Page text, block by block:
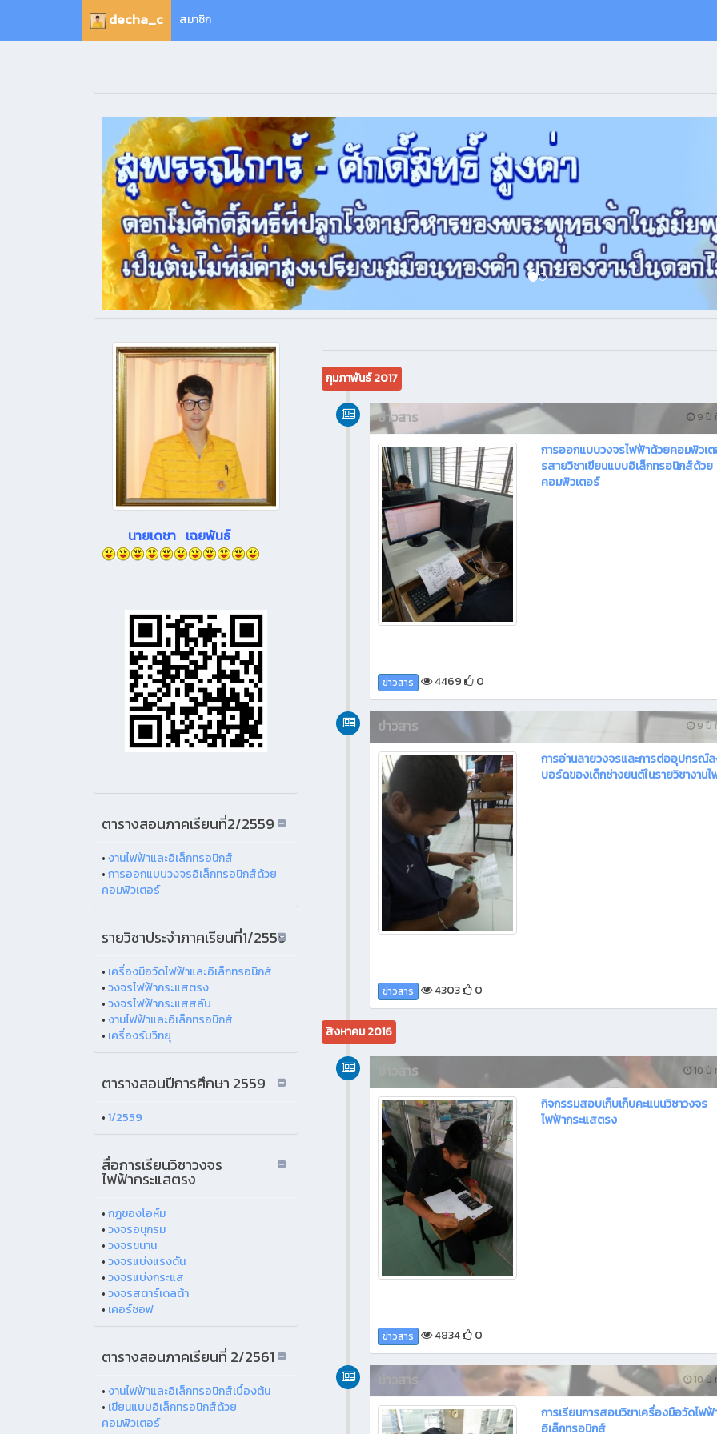
decha_c สมาชิก
นายเดชา เฉยพันธ์
ตารางสอนภาคเรียนที่2/2559
•งานไฟฟ้าและอิเล็กทรอนิกส์
•การออกแบบวงจรอิเล็กทรอนิกส์ด้วย
คอมพิวเตอร์
รายวิชาประจำภาคเรียนที่1/2559
• เครื่องมือวัดไฟฟ้าและอิเล็กทรอนิกส์
•วงจรไฟฟ้ากระแสตรง
•วงจรไฟฟ้ากระแสสลับ
•งานไฟฟ้าและอิเล็กทรอนิกส์
• เครื่องรับวิทยุ
ตารางสอนปีการศึกษา 2559
•1/2559
สื่อการเรียนวิชาวงจร
ไฟฟ้ากระแสตรง
•กฎของโอห์ม
•วงจรอนุกรม
•วงจรขนาน
•วงจรแบ่งแรงดัน
•วงจรแบ่งกระแส
•วงจรสตาร์เดลต้า
• เคอร์ซอฟ
ตารางสอนภาคเรียนที่ 2/2561
•งานไฟฟ้าและอิเล็กทรอนิกส์เบื้องต้น
• เขียนแบบอิเล็กทรอนิกส์ด้วย
คอมพิวเตอร์
กุมภาพันธ์ 2017
9 ปี
ข่าวสาร
การออกแบบวงจรไฟฟ้าด้วยคอมพิวเต
รสายวิชาเขียนแบบอิเล็กทรอนิกส์ด้วย
คอมพิวเตอร์
ข่าวสาร 4469 0
9 ปี
ข่าวสาร
การอ่านลายวงจรและการต่ออุปกรณ์
บอร์ดของเด็กช่างยนต์ในรายวิชางาน
ข่าวสาร 4303 0
สิงหาคม 2016
10 ปี
ข่าวสาร
กิจกรรมสอบเก็บเก็บคะแนนวิชาวงจร
ไฟฟ้ากระแสตรง
ข่าวสาร 4834 0
10 ปี
ข่าวสาร
การเรียนการสอนวิชาเครื่องมือวัดไฟฟ้
อิเล็กทรอนิกส์